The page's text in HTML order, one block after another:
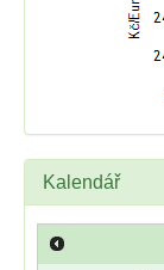
Kalendář